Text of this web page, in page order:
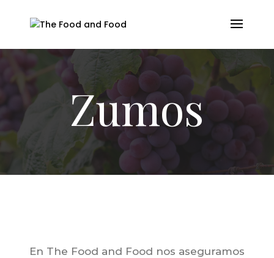
Zumos
En The Food and Food nos aseguramos